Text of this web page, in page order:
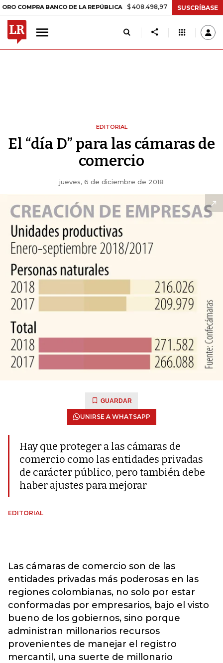
BANCO DE LA REPÚBLICA $ 408.498,97 +$ 8.753,81 +2,19%
SUSCRÍBASE
EDITORIAL
El “día D” para las cámaras de
comercio
jueves, 6 de diciembre de 2018
GUARDAR
UNIRSE A WHATSAPP
Hay que proteger a las cámaras de
comercio como las entidades privadas
de carácter público, pero también debe
haber ajustes para mejorar
EDITORIAL
Las cámaras de comercio son de las
entidades privadas más poderosas en las
regiones colombianas, no solo por estar
conformadas por empresarios, bajo el visto
bueno de los gobiernos, sino porque
administran millonarios recursos
provenientes de manejar el registro
mercantil, una suerte de millonario